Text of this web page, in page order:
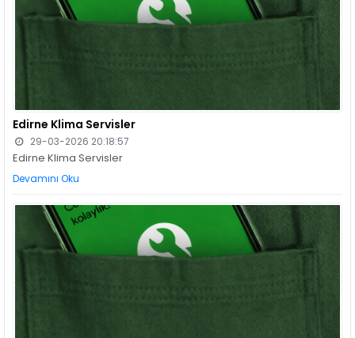
Edirne Klima Servisler
29-03-2026 20:18:57
Edirne Klima Servisler
Devamını Oku